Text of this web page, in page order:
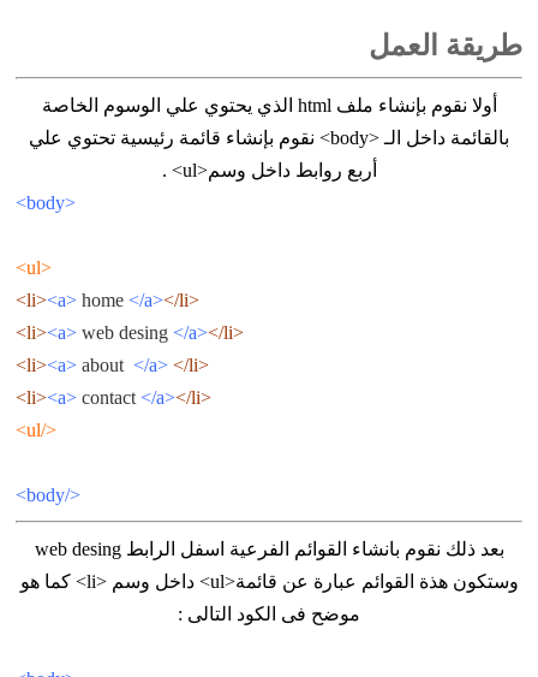
طريقة العمل
أولا نقوم بإنشاء ملف html الذي يحتوي علي الوسوم الخاصة
بالقائمة داخل الـ <body> نقوم بإنشاء قائمة رئيسية تحتوي علي
أربع روابط داخل وسم<ul> .
<body>
<ul>
<li>
<a> home </a></li>
<li>
<a> web desing </a></li>
<li>
<a> about </a> </li>
<li>
<a> contact </a></li>
</ul>
</body>
بعد ذلك نقوم بانشاء القوائم الفرعية اسفل الرابط web desing
وستكون هذة القوائم عبارة عن قائمة<ul> داخل وسم <li> كما هو
موضح فى الكود التالى :